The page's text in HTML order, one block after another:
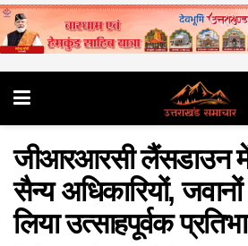
जीआरआरसी लैंसडाउन
सैन्य अधिकारियों,
लिया उत्साहपूर्वक